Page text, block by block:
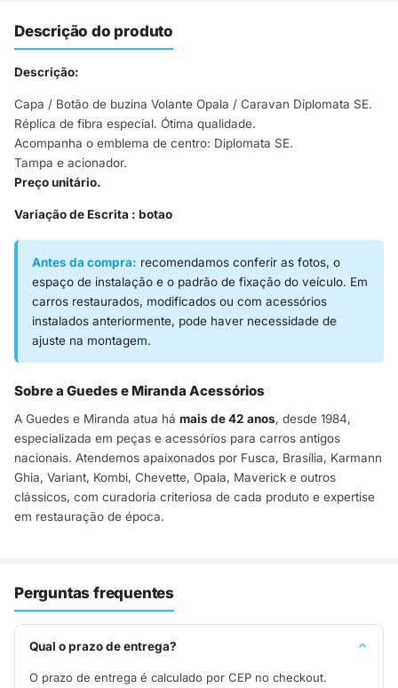
Descrição do produto
Descrição:
Capa / Botão de buzina Volante Opala / Caravan Diplomata SE.
Réplica de fibra especial. Ótima qualidade.
Acompanha o emblema de centro: Diplomata SE.
Tampa e acionador.
Preço unitário.
Variação de Escrita : botao
Antes da compra: recomendamos conferir as fotos, o
espaço de instalação e o padrão de fixação do veículo. Em
carros restaurados, modificados ou com acessórios
instalados anteriormente, pode haver necessidade de
ajuste na montagem.
Sobre a Guedes e Miranda Acessórios
A Guedes e Miranda atua há mais de 42 anos, desde 1984,
especializada em peças e acessórios para carros antigos
nacionais. Atendemos apaixonados por Fusca, Brasília, Karmann
Ghia, Variant, Kombi, Chevette, Opala, Maverick e outros
clássicos, com curadoria criteriosa de cada produto e expertise
em restauração de época.
Perguntas frequentes
Qual o prazo de entrega?
O prazo de entrega é calculado por CEP no checkout.